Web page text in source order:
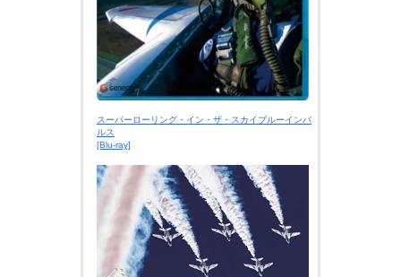
スーパーローリング・イン・ザ・スカイブルーインパ
ルス
[Blu-ray]